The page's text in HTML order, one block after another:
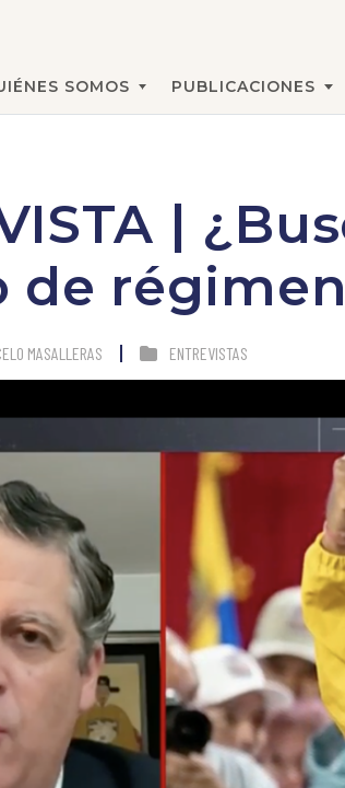
SOMOS PUBLICACIONES
|
de
MASALLERAS ENTREVISTAS